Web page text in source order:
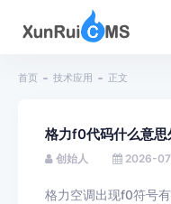
首页 技术应用 正文
格力f0代码什么意思
创始人 2026-
格力空调出现f0符号